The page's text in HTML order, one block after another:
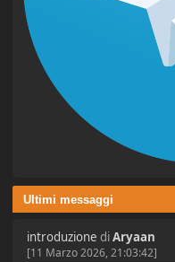
Ultimi messaggi
introduzione diAryaan
[11 Marzo 2026, 21:03:42]